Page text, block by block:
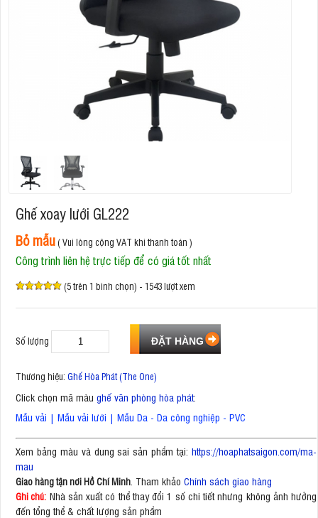
Ghế xoay lưới GL222
Bỏ mẫu( Vui lòng cộng VAT khi thanh toán )
Công trình liên hệ trực tiếp để có giá tốt nhất
(5 trên 1 bình chọn) - 1543 lượt xem
Số lượng
Thương hiệu: Ghế Hòa Phát (The One)
Click chọn mã màu ghế văn phòng hòa phát:
Mẫu vải | Mẫu vải lưới | Mẫu Da - Da công nghiệp - PVC
Xem bảng màu và dung sai sản phẩm tại: https://hoaphatsaigon.com/ma-
mau
Giao hàng tận nơi Hồ Chí Minh . Tham khảo Chính sách giao hàng
Ghi chú: Nhà sản xuất có thể thay đổi 1 số chi tiết nhưng không ảnh hưởng
đến tổng thể & chất lượng sản phẩm